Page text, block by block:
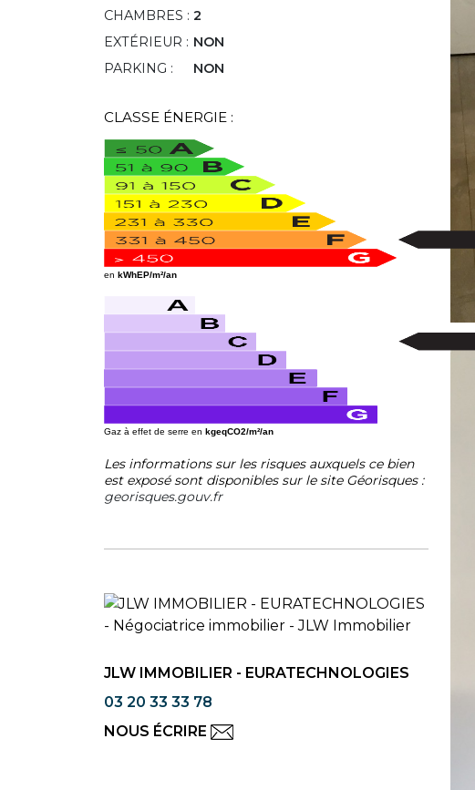
CHAMBRES : 2
EXTÉRIEUR : NON
PARKING :
NON
CLASSE ÉNERGIE :
en kWhEP/m²/an
Gaz à effet de serre en kgeqCO2/m²/an
Les informations sur les risques auxquels ce bien
est exposé sont disponibles sur le site Géorisques :
georisques.gouv.fr
JLW IMMOBILIER - EURATECHNOLOGIES
03 20 33 33 78
NOUS ÉCRIRE